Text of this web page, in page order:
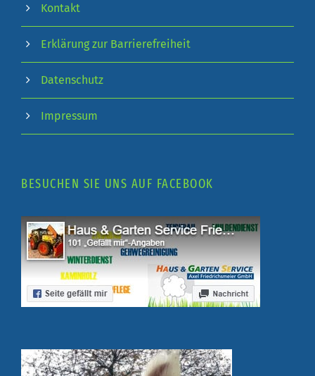
Kontakt
Erklärung zur Barrierefreiheit
Datenschutz
Impressum
BESUCHEN SIE UNS AUF FACEBOOK